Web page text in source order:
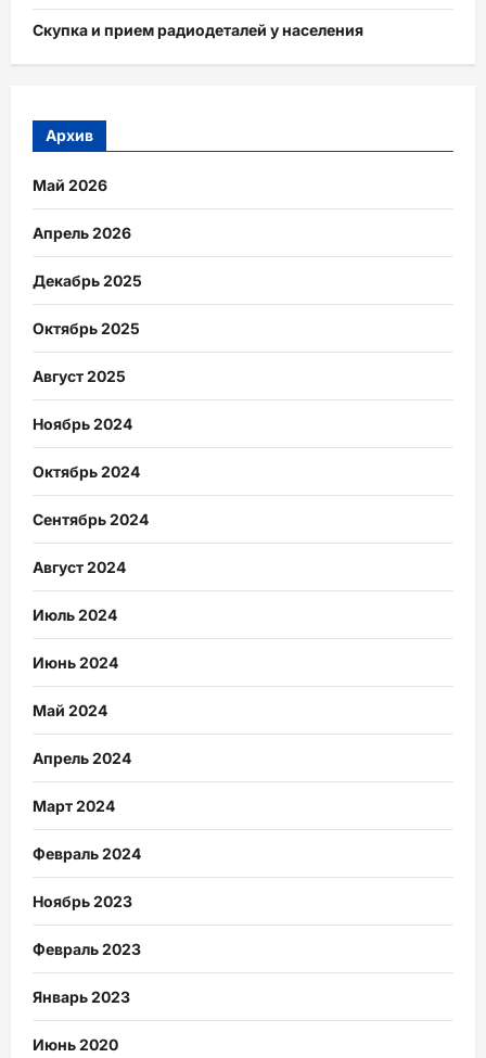
Скупка и прием радиодеталей у населения
Архив
Май 2026
Апрель 2026
Декабрь 2025
Октябрь 2025
Август 2025
Ноябрь 2024
Октябрь 2024
Сентябрь 2024
Август 2024
Июль 2024
Июнь 2024
Май 2024
Апрель 2024
Март 2024
Февраль 2024
Ноябрь 2023
Февраль 2023
Январь 2023
Июнь 2020